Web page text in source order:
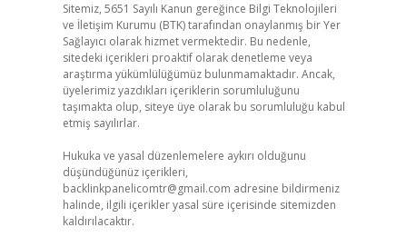
Sitemiz, 5651 Sayılı Kanun gereğince Bilgi Teknolojileri
ve İletişim Kurumu (BTK) tarafından onaylanmış bir Yer
Sağlayıcı olarak hizmet vermektedir. Bu nedenle,
sitedeki içerikleri proaktif olarak denetleme veya
araştırma yükümlülüğümüz bulunmamaktadır. Ancak,
üyelerimiz yazdıkları içeriklerin sorumluluğunu
taşımakta olup, siteye üye olarak bu sorumluluğu kabul
etmiş sayılırlar.
Hukuka ve yasal düzenlemelere aykırı olduğunu
düşündüğünüz içerikleri,
backlinkpanelicomtr@gmail.com adresine bildirmeniz
halinde, ilgili içerikler yasal süre içerisinde sitemizden
kaldırılacaktır.